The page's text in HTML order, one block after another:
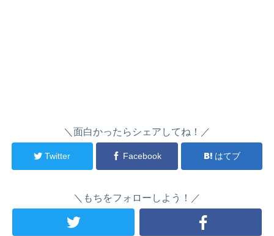
＼面白かったらシェアしてね！／
Twitter Facebook はてブ
＼もちをフォローしよう！／